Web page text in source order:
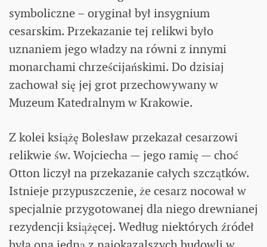
symboliczne – oryginał był insygnium
cesarskim. Przekazanie tej relikwi było
uznaniem jego władzy na równi z innymi
monarchami chrześcijańskimi. Do dzisiaj
zachował się jej grot przechowywany w
Muzeum Katedralnym w Krakowie.
Z kolei książę Bolesław przekazał cesarzowi
relikwie św. Wojciecha — jego ramię — choć
Otton liczył na przekazanie całych szczątków.
Istnieje przypuszczenie, że cesarz nocował w
specjalnie przygotowanej dla niego drewnianej
rezydencji książęcej. Według niektórych źródeł